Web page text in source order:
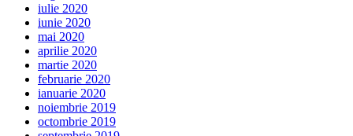
iulie 2020
iunie 2020
mai 2020
aprilie 2020
martie 2020
februarie 2020
ianuarie 2020
noiembrie 2019
octombrie 2019